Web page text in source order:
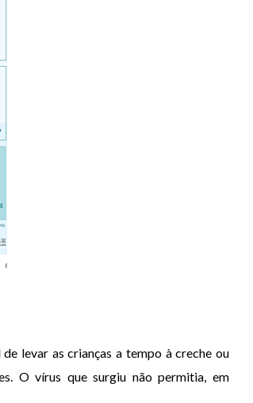
levar as crianças a tempo à creche ou
O vírus que surgiu não permitia, em